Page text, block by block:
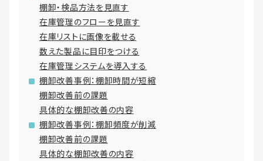
棚卸・検品方法を見直す
在庫管理のフローを見直す
在庫リストに画像を載せる
数えた製品に目印をつける
在庫管理システムを導入する
棚卸改善事例：棚卸時間が短縮
棚卸改善前の課題
具体的な棚卸改善の内容
棚卸改善事例：棚卸頻度が削減
棚卸改善前の課題
具体的な棚卸改善の内容